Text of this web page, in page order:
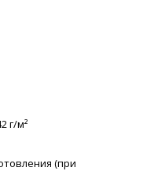
г/м²
(при